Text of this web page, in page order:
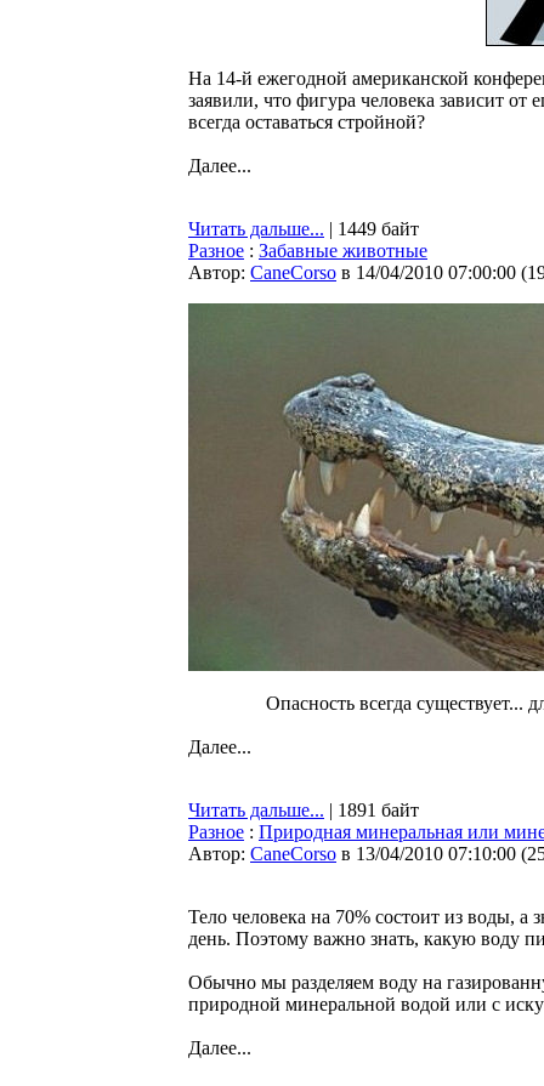
На 14-й ежегодной американской
заявили, что фигура человека зависит
всегда оставаться стройной?
Далее...
Читать дальше... | 1449 байт
Разное : Забавные животные
Автор: CaneCorso в 14/04/2010 07:00:00 (
Опасность всегда существует...
Далее...
Читать дальше... | 1891 байт
Разное : Природная минеральная или
Автор: CaneCorso в 13/04/2010 07:10:00 (
Тело человека на 70% состоит из воды,
день. Поэтому важно знать, какую воду
Обычно мы разделяем воду на
природной минеральной водой или с
Далее...